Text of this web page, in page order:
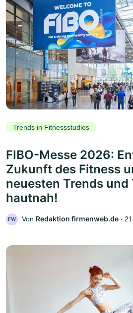
Trends in Fitnessstudios
FIBO-Messe 2026:
Zukunft des Fitness
neuesten Trends und
hautnah!
FW Von Redaktion firmenweb.de ‧